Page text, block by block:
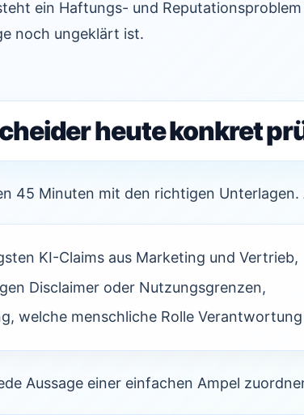
ein Haftungs- und
noch ungeklärt ist.
heute konkret
45 Minuten mit den richtigen
KI-Claims aus Marketing und Vertrieb,
Disclaimer oder Nutzungsgrenzen,
welche menschliche Rolle
Aussage einer einfachen Ampel